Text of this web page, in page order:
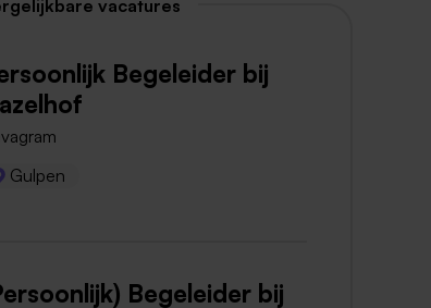
vacatures
Begeleider bij
Gulpen
Begeleider bij